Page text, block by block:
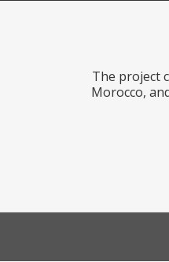
The project
Morocco,